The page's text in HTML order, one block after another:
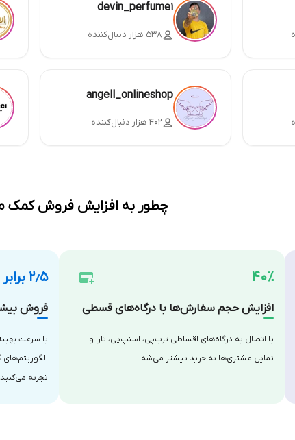
devin_perfume1
۵۳۸ هزار دنبال‌کننده
angell_onlineshop
۴۰۲ هزار دنبال‌کننده
چطور به افزایش فروش کمک
۲٫۵ برابر
فروش
با سرعت
تجربه
۴۰٪
افزایش حجم سفارش‌ها با درگاه‌های قسطی
با اتصال به درگاه‌های اقساطی ترب‌پی، اسنپ‌پی، تارا و …
تمایل مشتری‌ها به خرید بیشتر می‌شه.